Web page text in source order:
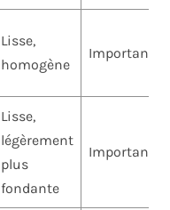
Lisse,
homogène
Important
Lisse,
légèrement
plus
fondante
Important